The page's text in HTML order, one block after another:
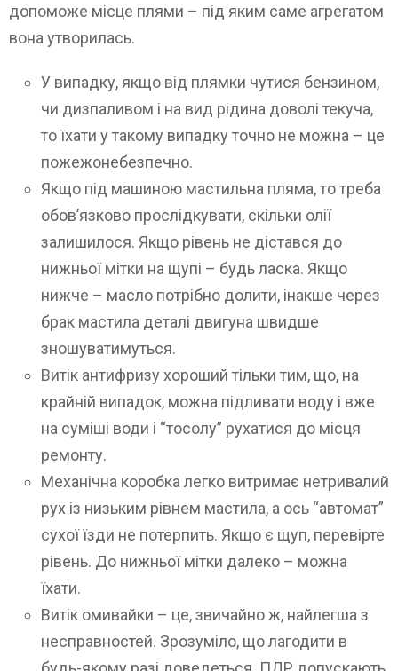
допоможе місце плями – під яким саме агрегатом
вона утворилась.
У випадку, якщо від плямки чутися бензином,
чи дизпаливом і на вид рідина доволі текуча,
то їхати у такому випадку точно не можна – це
пожежонебезпечно.
Якщо під машиною мастильна пляма, то треба
обов’язково прослідкувати, скільки олії
залишилося. Якщо рівень не дістався до
нижньої мітки на щупі – будь ласка. Якщо
нижче – масло потрібно долити, інакше через
брак мастила деталі двигуна швидше
зношуватимуться.
Витік антифризу хороший тільки тим, що, на
крайній випадок, можна підливати воду і вже
на суміші води і “тосолу” рухатися до місця
ремонту.
Механічна коробка легко витримає нетривалий
рух із низьким рівнем мастила, а ось “автомат”
сухої їзди не потерпить. Якщо є щуп, перевірте
рівень. До нижньої мітки далеко – можна
їхати.
Витік омивайки – це, звичайно ж, найлегша з
несправностей. Зрозуміло, що лагодити в